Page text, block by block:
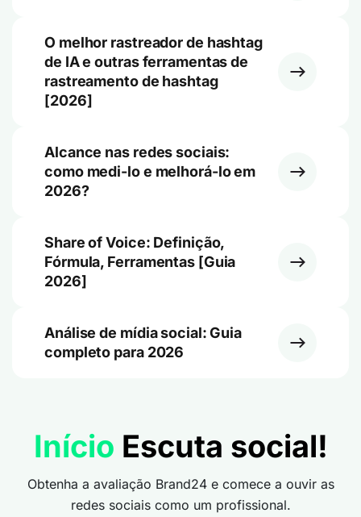
O melhor rastreador de hashtag
de IA e outras ferramentas de
rastreamento de hashtag
[2026]
Alcance nas redes sociais:
como medi-lo e melhorá-lo em
2026?
Share of Voice: Definição,
Fórmula, Ferramentas [Guia
2026]
Análise de mídia social: Guia
completo para 2026
Início Escuta social!
Obtenha a avaliação Brand24 e comece a ouvir as
redes sociais como um profissional.